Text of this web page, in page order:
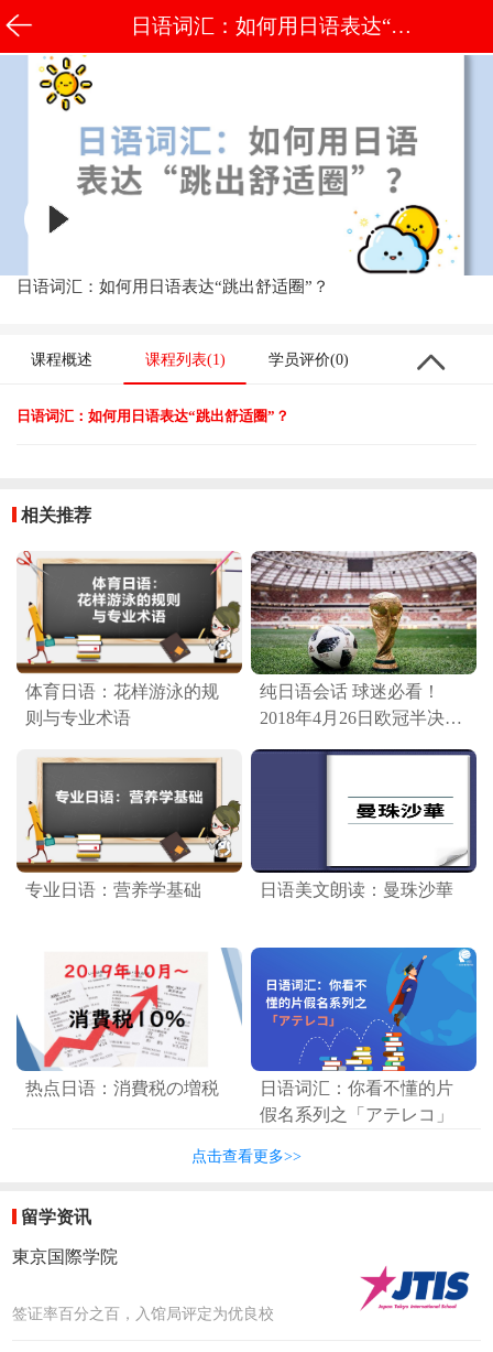
日语词汇：如何用日语表达“跳
日语词汇：如何用日语表达“跳出舒适圈”？
课程概述 课程列表(1) 学员评价(0)
日语词汇：如何用日语表达“跳出舒适圈”？
相关推荐
体育日语：花样游泳的规
则与专业术语
纯日语会话 球迷必看！
2018年4月26日欧冠半决赛
专业日语：营养学基础 日语美文朗读：曼珠沙華
热点日语：消費税の増税
日语词汇：你看不懂的片
假名系列之「アテレコ」
点击查看更多>>
留学资讯
東京国際学院
签证率百分之百，入馆局评定为优良校